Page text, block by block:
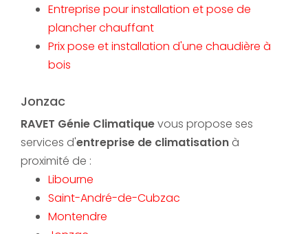
Entreprise pour installation et pose de
plancher chauffant
Prix pose et installation d'une chaudière à
bois
Jonzac
RAVET Génie Climatiquevous propose ses
services d'entreprise de climatisation à
proximité de :
Libourne
Saint-André-de-Cubzac
Montendre